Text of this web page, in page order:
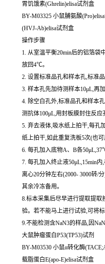
胃饥饿素(Ghrelin)elisa试剂盒
BY-M03325 小鼠脯氨酸
(HVJ-Ab)elisa试剂盒
操作步骤
1. 从室温平衡20min后的铝箔袋
放回4℃。
2. 设置标准品孔和样本孔,标准
3. 样本孔先加待测样本10μL,再
4. 除空白孔外,标准品孔和样本
测抗体100μL,用封板膜封住反应
5. 弃去液体,吸水纸上拍干,每孔
纸上拍干,如此重复洗板5次(也可
6. 每孔加入底物A、B各
7. 每孔加入终止液50μL,15min内
离心20分钟左右(2000- 3000转/
其余冷冻备用。
8.标本采集后尽早进行提取提
验。若不能马上进行试验,可将
9.不能检测含NaN3的样品,因
大鼠肿瘤蛋白P53(TP53)试剂
BY-M03530 小鼠α转化酶
载脂蛋白E(apo-E)elisa试剂盒